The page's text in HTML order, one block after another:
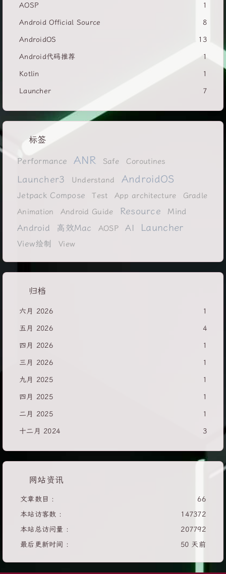
AOSP
1
Android Official Source
8
AndroidOS
13
Android代码推荐
1
Kotlin
1
Launcher
7
标签
Performance ANR Safe Coroutines
Launcher3 Understand AndroidOS
Jetpack Compose Test App architecture
Gradle
Animation
Android Guide Resource Mind
Android 高效Mac AOSP AI Launcher
View绘制 View
归档
六月 2026
1
五月 2026
4
四月 2026
1
三月 2026
1
九月 2025
1
四月 2025
1
二月 2025
1
十二月 2024
3
网站资讯
文章数目 :
66
本站访客数 :
147372
本站总访问量 :
207792
最后更新时间 :
50 天前